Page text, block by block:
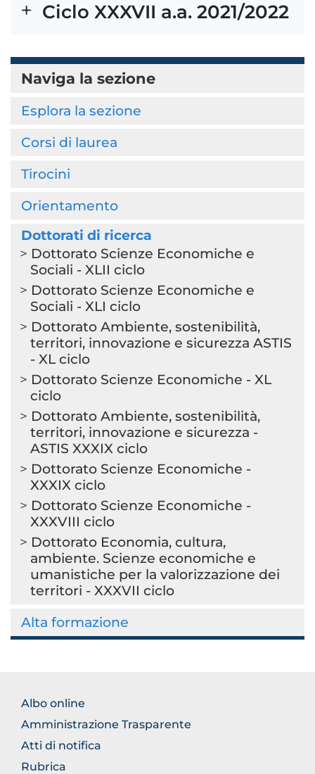
Ciclo XXXVII a.a. 2021/2022
Naviga la sezione
Esplora la sezione
Corsi di laurea
Tirocini
Orientamento
Dottorati di ricerca
Dottorato Scienze Economiche e
Sociali - XLII ciclo
Dottorato Scienze Economiche e
Sociali - XLI ciclo
Dottorato Ambiente, sostenibilità,
territori, innovazione e sicurezza ASTIS
- XL ciclo
Dottorato Scienze Economiche - XL
ciclo
Dottorato Ambiente, sostenibilità,
territori, innovazione e sicurezza -
ASTIS XXXIX ciclo
Dottorato Scienze Economiche -
XXXIX ciclo
Dottorato Scienze Economiche -
XXXVIII ciclo
Dottorato Economia, cultura,
ambiente. Scienze economiche e
umanistiche per la valorizzazione dei
territori - XXXVII ciclo
Alta formazione
FOOTER
NORMATIVA
Albo online
Amministrazione Trasparente
Atti di notifica
Rubrica